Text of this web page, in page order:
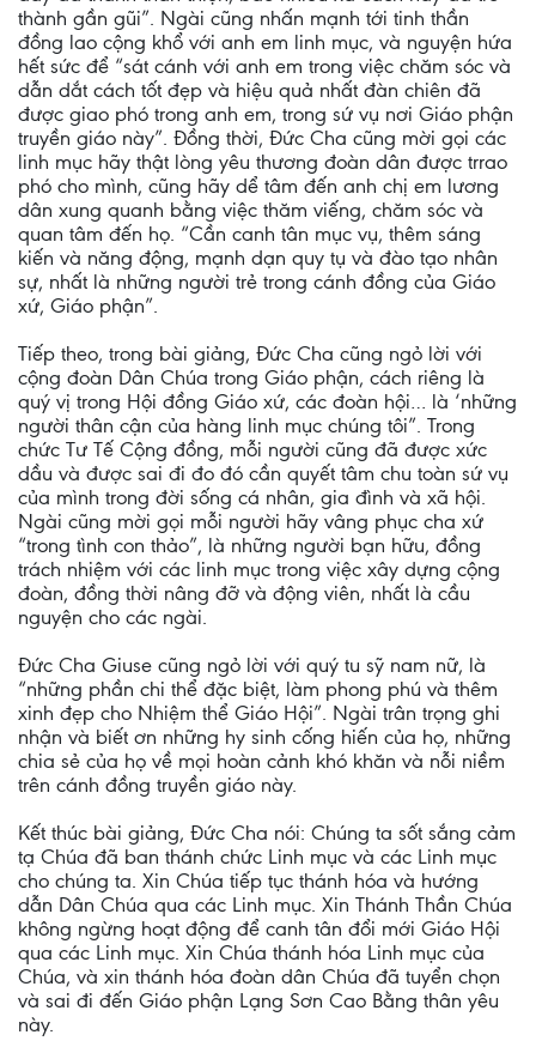
thành gần gũi”. Ngài cũng nhấn mạnh tới tinh thần
đồng lao cộng khổ với anh em linh mục, và nguyện hứa
hết sức để “sát cánh với anh em trong việc chăm sóc và
dẫn dắt cách tốt đẹp và hiệu quả nhất đàn chiên đã
được giao phó trong anh em, trong sứ vụ nơi Giáo phận
truyền giáo này”. Đồng thời, Đức Cha cũng mời gọi các
linh mục hãy thật lòng yêu thương đoàn dân được trrao
phó cho mình, cũng hãy dể tâm đến anh chị em lương
dân xung quanh bằng việc thăm viếng, chăm sóc và
quan tâm đến họ. “Cần canh tân mục vụ, thêm sáng
kiến và năng động, mạnh dạn quy tụ và đào tạo nhân
sự, nhất là những người trẻ trong cánh đồng của Giáo
xứ, Giáo phận”.
Tiếp theo, trong bài giảng, Đức Cha cũng ngỏ lời với
cộng đoàn Dân Chúa trong Giáo phận, cách riêng là
quý vị trong Hội đồng Giáo xứ, các đoàn hội… là ‘những
người thân cận của hàng linh mục chúng tôi”. Trong
chức Tư Tế Cộng đồng, mỗi người cũng đã được xức
dầu và được sai đi đo đó cần quyết tâm chu toàn sứ vụ
của mình trong đời sống cá nhân, gia đình và xã hội.
Ngài cũng mời gọi mỗi người hãy vâng phục cha xứ
“trong tình con thảo”, là những người bạn hữu, đồng
trách nhiệm với các linh mục trong việc xây dựng cộng
đoàn, đồng thời nâng đỡ và động viên, nhất là cầu
nguyện cho các ngài.
Đức Cha Giuse cũng ngỏ lời với quý tu sỹ nam nữ, là
“những phần chi thể đặc biệt, làm phong phú và thêm
xinh đẹp cho Nhiệm thể Giáo Hội”. Ngài trân trọng ghi
nhận và biết ơn những hy sinh cống hiến của họ, những
chia sẻ của họ về mọi hoàn cảnh khó khăn và nỗi niềm
trên cánh đồng truyền giáo này.
Kết thúc bài giảng, Đức Cha nói: Chúng ta sốt sắng cảm
tạ Chúa đã ban thánh chức Linh mục và các Linh mục
cho chúng ta. Xin Chúa tiếp tục thánh hóa và hướng
dẫn Dân Chúa qua các Linh mục. Xin Thánh Thần Chúa
không ngừng hoạt động để canh tân đổi mới Giáo Hội
qua các Linh mục. Xin Chúa thánh hóa Linh mục của
Chúa, và xin thánh hóa đoàn dân Chúa đã tuyển chọn
và sai đi đến Giáo phận Lạng Sơn Cao Bằng thân yêu
này.